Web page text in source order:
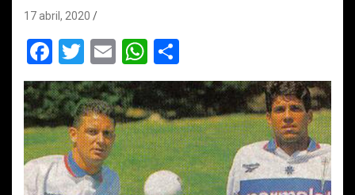
17 abril, 2020
F
a
ce
b
o
o
T
wi
tt
er
E
m
ail
W
h
at
s
A
p
o
m
p
ar
tir